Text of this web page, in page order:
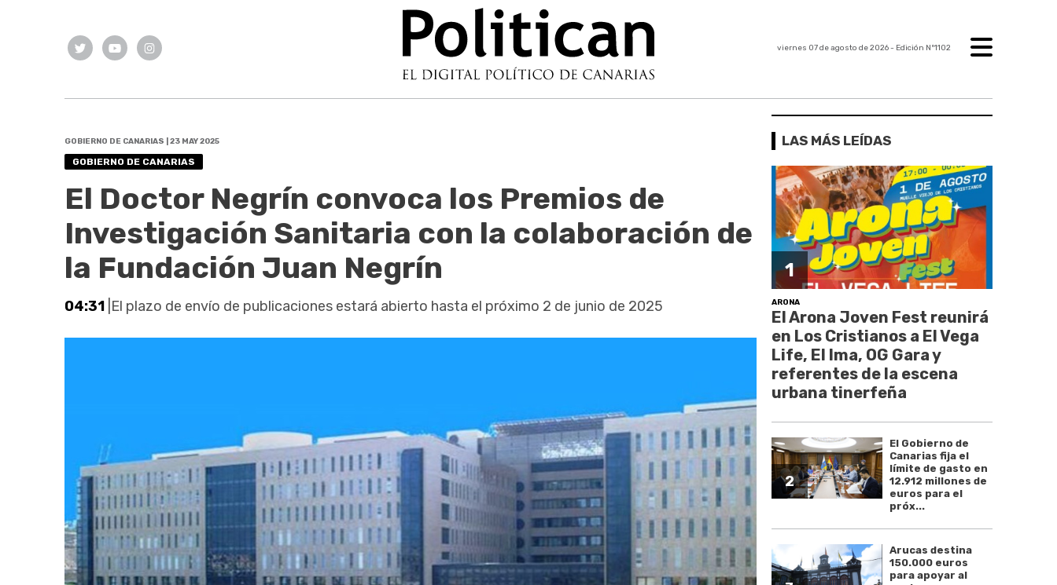
viernes 07 de agosto de 2026- Edición Nº1102
GOBIERNO DE CANARIAS | 23 MAY 2025
GOBIERNO DE CANARIAS
El Doctor Negrín convoca los Premios de
Investigación Sanitaria con la colaboración de
la Fundación Juan Negrín
04:31 |El plazo de envío de publicaciones estará abierto hasta el próximo 2 de junio de 2025
LAS MÁS LEÍDAS
1
ARONA
El Arona Joven Fest reunirá
en Los Cristianos a El Vega
Life, El Ima, OG Gara y
referentes de la escena
urbana tinerfeña
2
El Gobierno de
Canarias fija el
límite de gasto en
12.912 millones de
euros para el
próx...
Arucas destina
150.000 euros
para apoyar al